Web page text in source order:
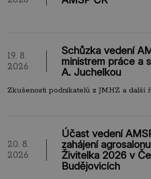
19. 8.
2026
Schůzka vedení
ministrem práce a
A. Juchelkou
Zkušenosti podnikatelů z JMHZ a další
20. 8.
2026
Účast vedení
zahájení
Živitelka 2026 v
Budějovicích